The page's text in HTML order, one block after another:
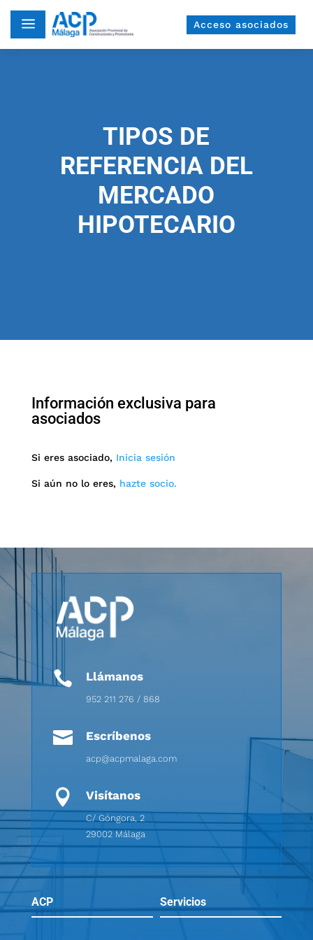
a Acceso asociados
TIPOS DE
REFERENCIA DEL
MERCADO
HIPOTECARIO
Información exclusiva para
asociados
Si eres asociado, Inicia sesión
Si aún no lo eres, hazte socio.
 Llámanos
952 211 276 / 868
 Escríbenos
acp@acpmalaga.com
 Visítanos
C/ Góngora, 2
29002 Málaga
ACP Servicios